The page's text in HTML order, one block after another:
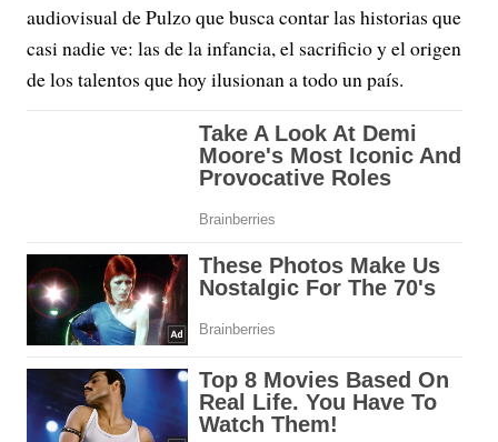
audiovisual de Pulzo que busca contar las historias que
casi nadie ve: las de la infancia, el sacrificio y el origen
de los talentos que hoy ilusionan a todo un país.